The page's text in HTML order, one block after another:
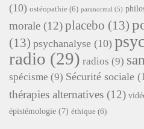
(10) ostéopathie (6) paranormal (5)
morale (12)placebo (13)
(13) psychanalyse (10)
radio (29) radios (9)
spécisme (9) Sécurité sociale
thérapies alternatives (12)
épistémologie (7) éthique (6)